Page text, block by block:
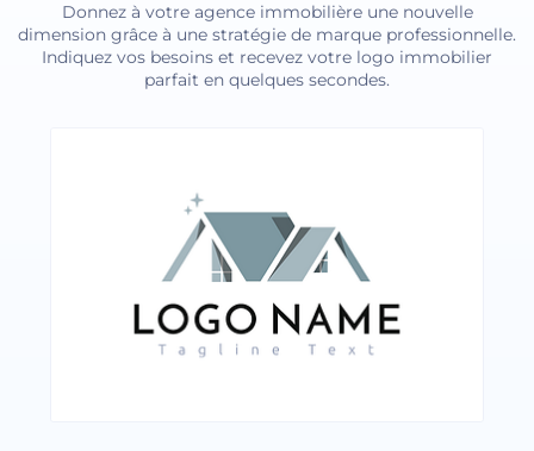
Donnez à votre agence immobilière une nouvelle
dimension grâce à une stratégie de marque professionnelle.
Indiquez vos besoins et recevez votre logo immobilier
parfait en quelques secondes.